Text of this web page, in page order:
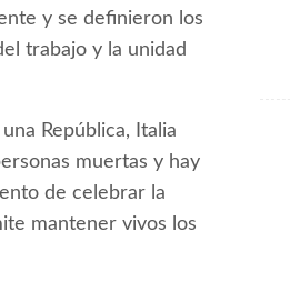
y se definieron los
trabajo y la unidad
República, Italia
muertas y hay
de celebrar la
mantener vivos los